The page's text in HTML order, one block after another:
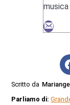
Scritto da
Parliamo di: